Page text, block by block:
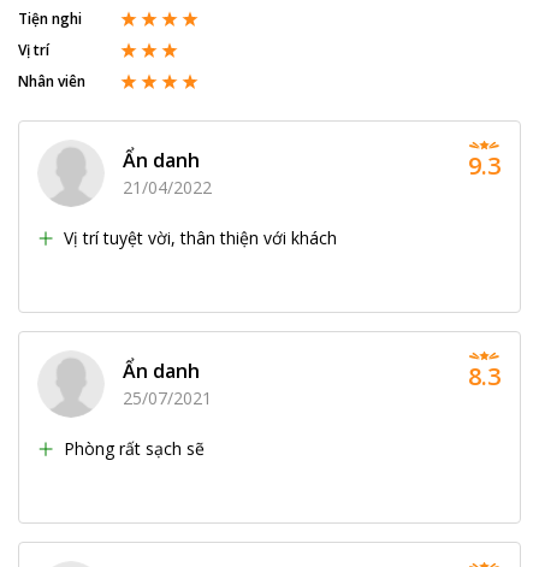
Tiện nghi
Vị trí
Nhân viên
Ẩn danh
21/04/2022
Vị trí tuyệt vời, thân thiện với khách
9.3
Ẩn danh
25/07/2021
Phòng rất sạch sẽ
8.3